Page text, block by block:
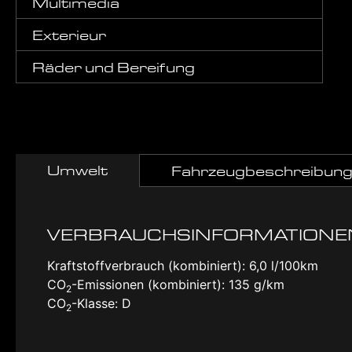
Exterieur
Räder und Bereifung
Umwelt Fahrzeugbeschreibung
Kraftstoffverbrauch (kombiniert): 6,0 l/100km
CO2-Emissionen (kombiniert): 135 g/km
CO2-Klasse: D